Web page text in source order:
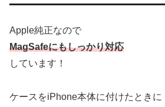
Apple純正なので
MagSafeにもしっかり対応
しています！
ケースをiPhone本体に付けたときに